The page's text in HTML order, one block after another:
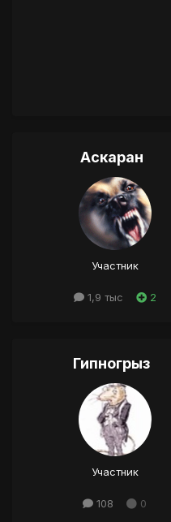
Аскаран
Участник
1,9 тыс 2
Гипногрыз
Участник
108 0